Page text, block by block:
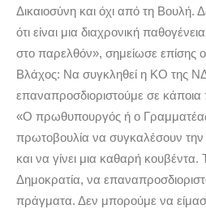
Δικαιοσύνη και όχι από τη Βουλή.
ότι είναι μια διαχρονική
στο παρελθόν», σημείωσε επίσης
Βλάχος: Να συγκληθεί η ΚΟ της
επαναπροσδιοριστούμε σε
«Ο πρωθυπουργός ή ο
πρωτοβουλία να συγκαλέσουν
και να γίνει μια καθαρή
Δημοκρατία, να
πράγματα. Δεν μπορούμε να